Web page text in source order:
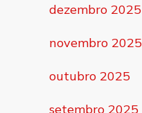
dezembro 2025
novembro 2025
outubro 2025
setembro 2025